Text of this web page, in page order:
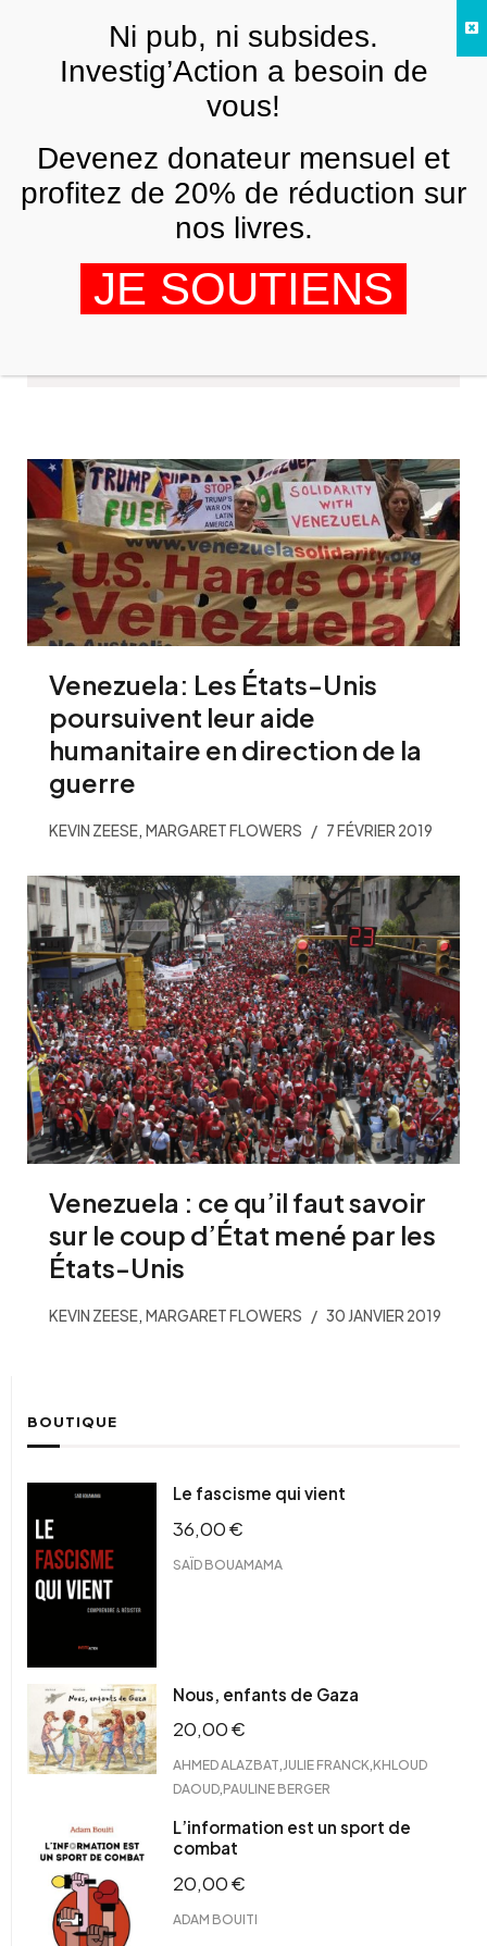
Margaret Flowers
Venezuela: Les États-Unis
poursuivent leur aide
humanitaire en direction de la
guerre
KEVIN ZEESE MARGARET FLOWERS 7 FÉVRIER 2019
Venezuela : ce qu’il faut savoir
sur le coup d’État mené par les
États-Unis
KEVIN ZEESE, MARGARET FLOWERS 30 JANVIER 2019
BOUTIQUE
Le fascisme qui vient
36,00€
SAÏD BOUAMAMA
Nous, enfants de Gaza
20,00€
AHMED ALAZBAT,JULIE FRANCK,KHLOUD
DAOUD,PAULINE BERGER
L’information est un sport de
combat
20,00€
ADAM BOUITI
FRNi pub, ni subsides.
Investig’Action a besoin de
vous!
Devenez donateur mensuel et
profitez de 20% de réduction sur
nos livres.
JE SOUTIENS